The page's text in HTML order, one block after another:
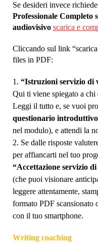
Se desideri invece
Professionale Completo
audiovisivo scarica e
Cliccando sul link
files in PDF:
“Istruzioni servizio di
Qui ti viene spiegato a
Leggi il tutto e, se vuoi
questionario introduttivo
nel modulo), e attendi la
Se dalle risposte
per affiancarti nel tuo
“Accettazione servizio
(che puoi visionare
leggere attentamente,
formato PDF scansionato
con il tuo smartphone.
Writing coaching